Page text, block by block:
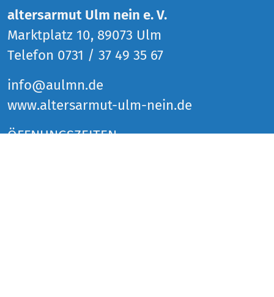
altersarmut Ulm nein e. V.
Marktplatz 10, 89073 Ulm
Telefon 0731 / 37 49 35 67
info@aulmn.de
www.altersarmut-ulm-nein.de
ÖFFNUNGSZEITEN